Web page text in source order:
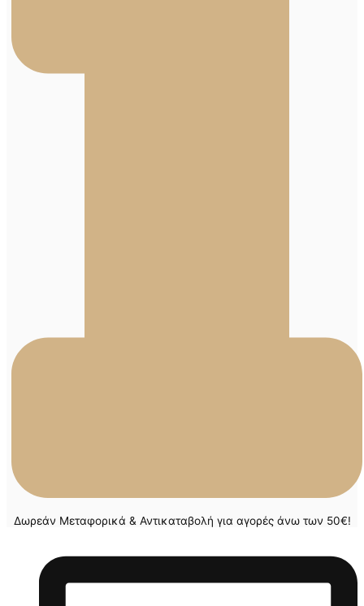
Δωρεάν Μεταφορικά & Αντικαταβολή για αγορές άνω των 50€!